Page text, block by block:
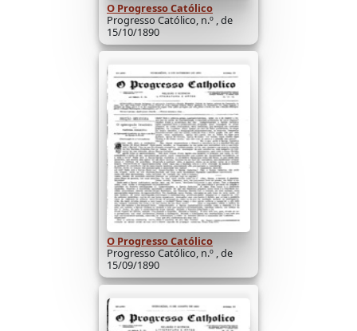
O Progresso Católico
Progresso Católico, n.º , de
15/10/1890
O Progresso Católico
Progresso Católico, n.º , de
15/09/1890